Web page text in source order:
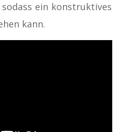
ein konstruktives
kann.